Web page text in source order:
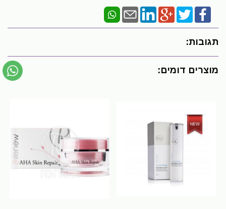
תגובות:
מוצרים דומים: